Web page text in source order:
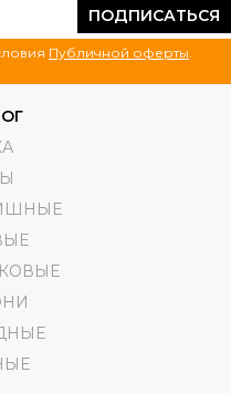
ПОДПИСАТЬСЯ
Публичной оферты